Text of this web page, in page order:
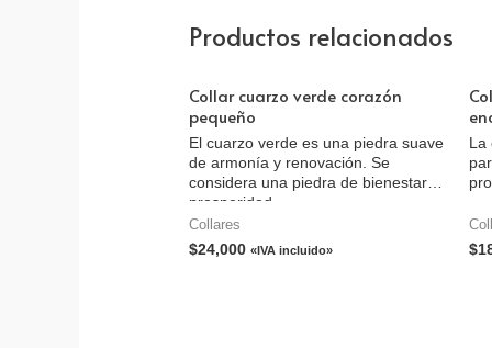
Productos relacionados
Collar cuarzo verde corazón
pequeño
El cuarzo verde es una piedra suave
de armonía y renovación. Se
considera una piedra de bienestar y
prosperidad.
Collares
$24,000 «IVA incluido»
La
$